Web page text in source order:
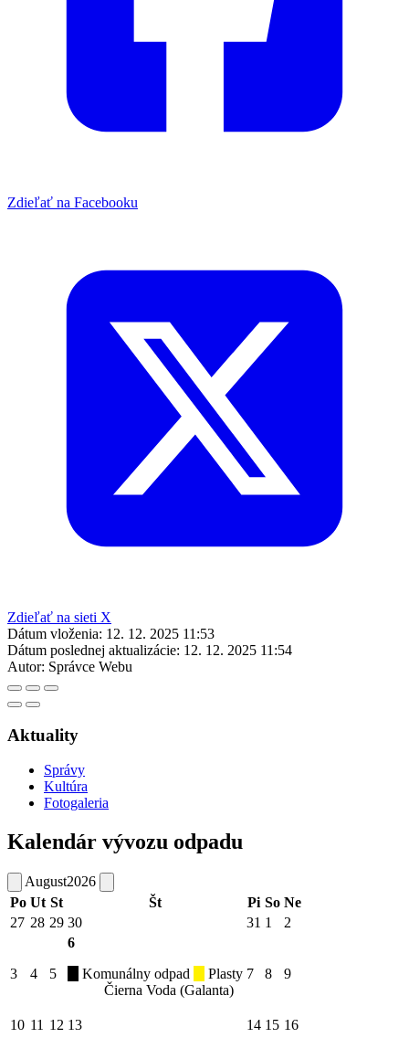
Zdieľať na Facebooku
Zdieľať na sieti X
Dátum vloženia: 12. 12. 2025 11:53
Dátum poslednej aktualizácie: 12. 12. 2025 11:54
Autor: Správce Webu
Aktuality
Správy
Kultúra
Fotogaleria
Kalendár vývozu odpadu
August2026
Po Ut St Št Pi So Ne
27 28 29 30 31 1 2
3 4 5
6
Komunálny odpad
Plasty
Čierna Voda (Galanta)
7 8 9
10 11 12 13 14 15 16